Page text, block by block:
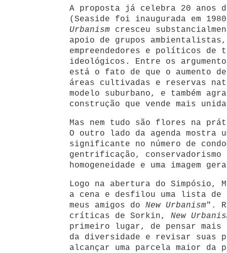
A proposta já celebra 20 anos
(Seaside foi inaugurada em
Urbanism cresceu
apoio de grupos
empreendedores e políticos de
ideológicos. Entre os
está o fato de que o aumento
áreas cultivadas e reservas
modelo suburbano, e também
construção que vende mais
Mas nem tudo são flores na
O outro lado da agenda mostra
significante no número de
gentrificação,
homogeneidade e uma imagem
Logo na abertura do Simpósio,
a cena e desfilou uma lista de
meus amigos do New Urbanism".
críticas de Sorkin, New
primeiro lugar, de pensar mais
da diversidade e revisar suas
alcançar uma parcela maior da